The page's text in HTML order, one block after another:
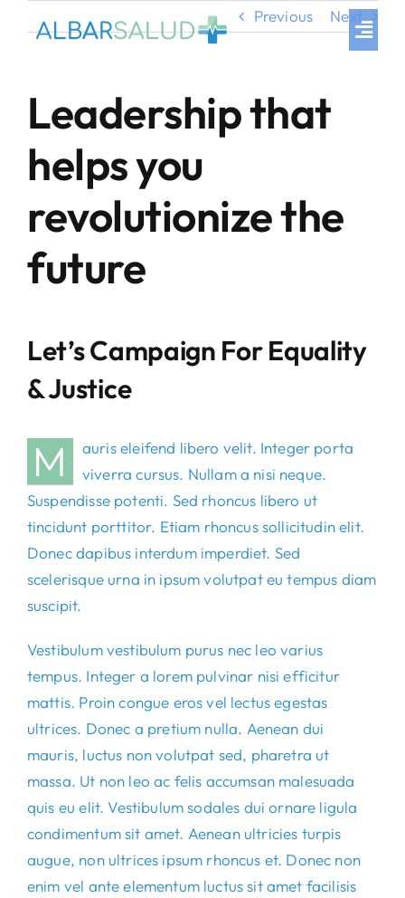
Nuestros productos
Proceso de Compra
Clientes
Preguntas frecuentes
Previous Next
Leadership that
helps you
revolutionize the
future
Let’s Campaign For Equality
& Justice
M
auris eleifend libero velit. Integer porta
viverra cursus. Nullam a nisi neque.
Suspendisse potenti. Sed rhoncus libero ut
tincidunt porttitor. Etiam rhoncus sollicitudin elit.
Donec dapibus interdum imperdiet. Sed
scelerisque urna in ipsum volutpat eu tempus diam
suscipit.
Vestibulum vestibulum purus nec leo varius
tempus. Integer a lorem pulvinar nisi efficitur
mattis. Proin congue eros vel lectus egestas
ultrices. Donec a pretium nulla. Aenean dui
mauris, luctus non volutpat sed, pharetra ut
massa. Ut non leo ac felis accumsan malesuada
quis eu elit. Vestibulum sodales dui ornare ligula
condimentum sit amet. Aenean ultricies turpis
augue, non ultrices ipsum rhoncus et. Donec non
enim vel ante elementum luctus sit amet facilisis